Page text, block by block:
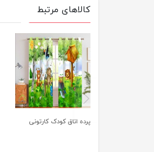
کالاهای مرتبط
پرده اتاق کودک کارتونی
previus